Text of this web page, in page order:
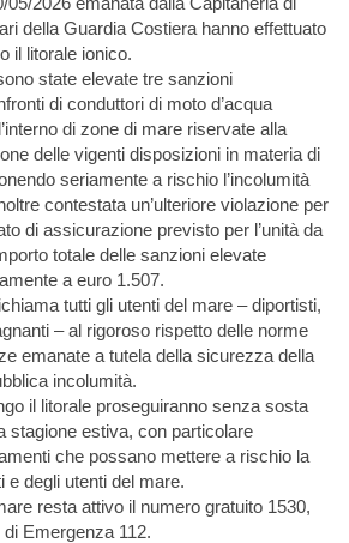
della Guardia Costiera hanno effettuato
il litorale ionico.
state elevate tre sanzioni
di conduttori di moto d’acqua
di zone di mare riservate alla
delle vigenti disposizioni in materia di
seriamente a rischio l’incolumità
contestata un’ulteriore violazione per
di assicurazione previsto per l’unità da
totale delle sanzioni elevate
a euro 1.507.
tutti gli utenti del mare – diportisti,
– al rigoroso rispetto delle norme
emanate a tutela della sicurezza della
incolumità.
il litorale proseguiranno senza sosta
stagione estiva, con particolare
che possano mettere a rischio la
e degli utenti del mare.
resta attivo il numero gratuito 1530,
Emergenza 112.